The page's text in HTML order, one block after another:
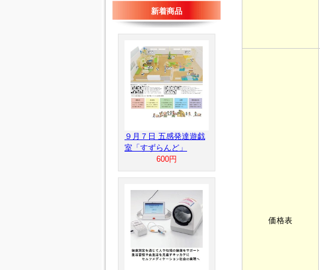
価格表
新着商品
９月７日 五感発達遊戯
室「すずらんど」
600円